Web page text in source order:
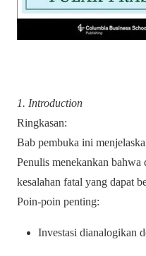
1. Introduction
Ringkasan:
Bab pembuka ini
Penulis menekankan
kesalahan fatal yang dapat
Poin-poin penting:
Investasi dianalogikan